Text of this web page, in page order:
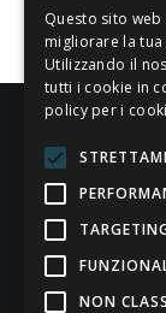
ALDIGIÙ
Questo sito
migliorare la
Utilizzando il
tutti i cookie in
policy per i
NON